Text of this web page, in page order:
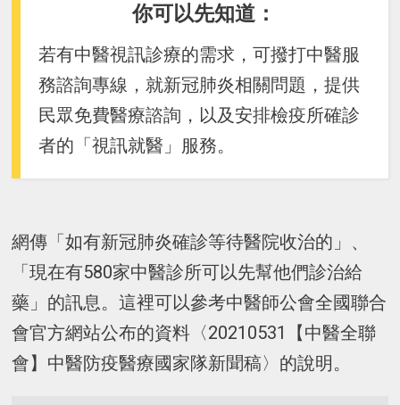
你可以先知道：
若有中醫視訊診療的需求，可撥打中醫服
務諮詢專線，就新冠肺炎相關問題，提供
民眾免費醫療諮詢，以及安排檢疫所確診
者的「視訊就醫」服務。
網傳「如有新冠肺炎確診等待醫院收治的」、
「現在有580家中醫診所可以先幫他們診治給
藥」的訊息。這裡可以參考中醫師公會全國聯合
會官方網站公布的資料〈20210531【中醫全聯
會】中醫防疫醫療國家隊新聞稿〉的說明。